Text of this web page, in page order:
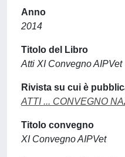
Anno
2014
Titolo del Libro
Atti XI Convegno AIPVet
Rivista su cui è
ATTI ... CONVEGNO
Titolo convegno
XI Convegno AIPVet